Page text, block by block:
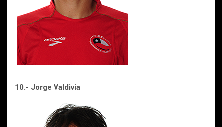
10.- Jorge Valdivia